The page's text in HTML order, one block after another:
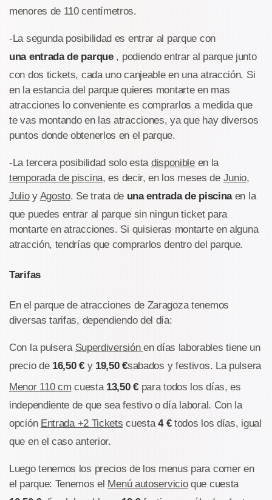
menores de 110 centímetros.
-La segunda posibilidad es entrar al parque con
una entrada de parque, podiendo entrar al parque junto
con dos tickets, cada uno canjeable en una atracción. Si
en la estancia del parque quieres montarte en mas
atracciones lo conveniente es comprarlos a medida que
te vas montando en las atracciones, ya que hay diversos
puntos donde obtenerlos en el parque.
-La tercera posibilidad solo esta disponibleen la
temporada de piscina, es decir, en los meses de Junio,
Julioy Agosto. Se trata de una entrada de piscinaen la
que puedes entrar al parque sin ningun ticket para
montarte en atracciones. Si quisieras montarte en alguna
atracción, tendrías que comprarlos dentro del parque.
Tarifas
En el parque de atracciones de Zaragoza tenemos
diversas tarifas, dependiendo del día:
Con la pulsera Superdiversión en días laborables tiene un
precio de 16,50 €y 19,50 €sabados y festivos. La pulsera
Menor 110 cm cuesta 13,50 €para todos los días, es
independiente de que sea festivo o día laboral. Con la
opción Entrada +2 Tickets cuesta4 €todos los días, igual
que en el caso anterior.
Luego tenemos los precios de los menus para comer en
el parque: Tenemos el Menú autoservicioque cuesta